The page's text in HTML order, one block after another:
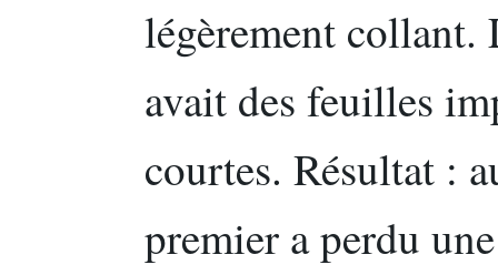
légèrement collant.
avait des feuilles
courtes. Résultat :
premier a perdu